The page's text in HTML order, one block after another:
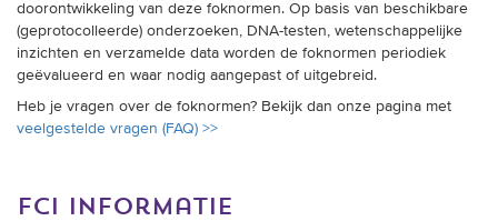
doorontwikkeling van deze foknormen. Op basis van beschikbare
(geprotocolleerde) onderzoeken, DNA-testen, wetenschappelijke
inzichten en verzamelde data worden de foknormen periodiek
geëvalueerd en waar nodig aangepast of uitgebreid.
Heb je vragen over de foknormen? Bekijk dan onze pagina met
veelgestelde vragen (FAQ) >>
fci informatie